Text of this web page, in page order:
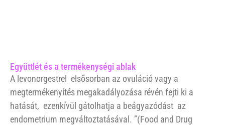
Együttlét és a termékenységi ablak
A levonorgestrel elsősorban az ovuláció vagy a
megtermékenyítés megakadályozása révén fejti ki a
hatását, ezenkívül gátolhatja a beágyazódást az
endometrium megváltoztatásával. ”(Food and Drug